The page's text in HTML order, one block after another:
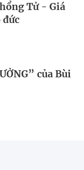
Tử - Giá
đức
của Bùi